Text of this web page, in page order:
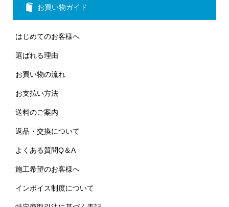
お買い物ガイド
はじめてのお客様へ
選ばれる理由
お買い物の流れ
お支払い方法
送料のご案内
返品・交換について
よくある質問Q＆A
施工希望のお客様へ
インボイス制度について